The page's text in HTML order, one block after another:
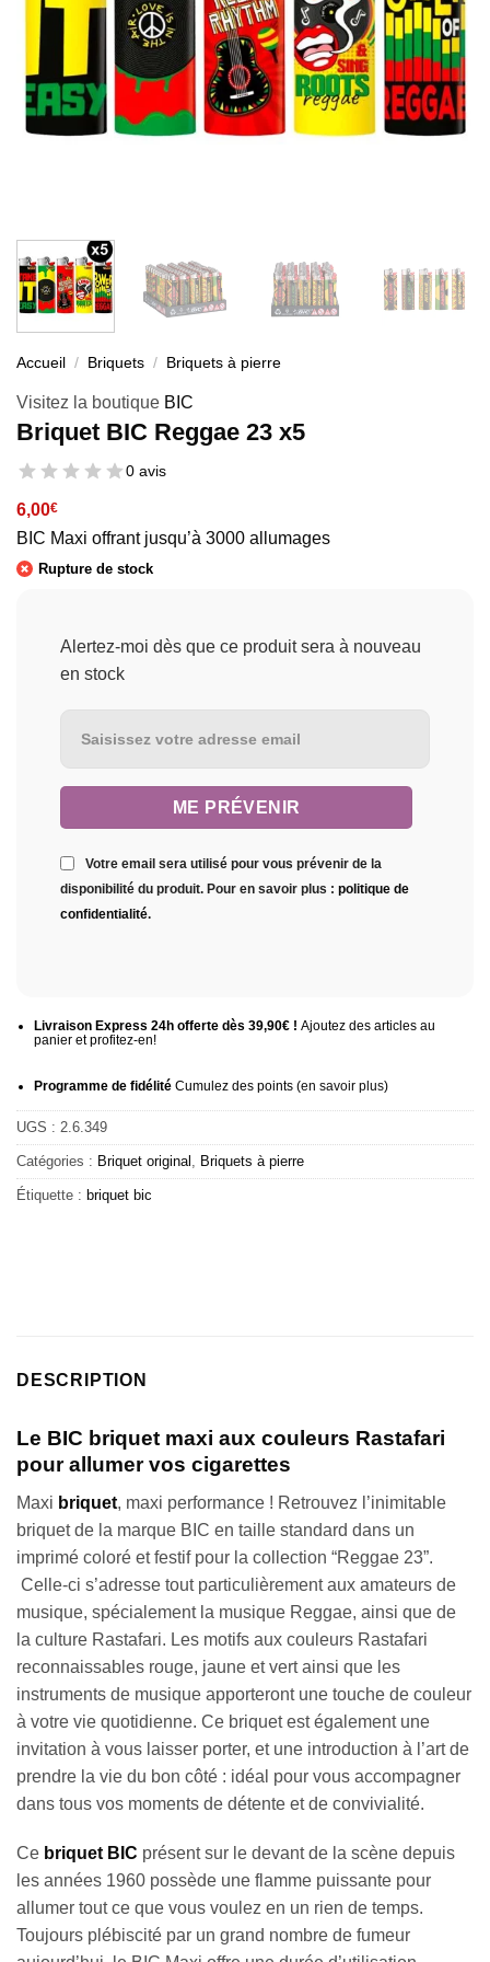
Accueil / Briquets / Briquets à pierre
Visitez la boutique BIC
Briquet BIC Reggae 23 x5
0 avis
6,00€
BIC Maxi offrant jusqu’à 3000 allumages
Rupture de stock
Alertez-moi dès que ce produit sera à nouveau
en stock
Votre email sera utilisé pour vous prévenir de la
disponibilité du produit. Pour en savoir plus : politique de
confidentialité.
Livraison Express 24h offerte dès 39,90€ ! Ajoutez des articles au
panier et profitez-en!
Programme de fidélitéCumulez des points (en savoir plus)
UGS : 2.6.349
Catégories : Briquet original , Briquets à pierre
Étiquette : briquet bic
DESCRIPTION
Le BIC briquet maxi aux couleurs Rastafari
pour allumer vos cigarettes
Maxi briquet, maxi performance ! Retrouvez l’inimitable
briquet de la marque BIC en taille standard dans un
imprimé coloré et festif pour la collection “Reggae 23”.
Celle-ci s’adresse tout particulièrement aux amateurs de
musique, spécialement la musique Reggae, ainsi que de
la culture Rastafari. Les motifs aux couleurs Rastafari
reconnaissables rouge, jaune et vert ainsi que les
instruments de musique apporteront une touche de couleur
à votre vie quotidienne. Ce briquet est également une
invitation à vous laisser porter, et une introduction à l’art de
prendre la vie du bon côté : idéal pour vous accompagner
dans tous vos moments de détente et de convivialité.
Ce briquet BIC présent sur le devant de la scène depuis
les années 1960 possède une flamme puissante pour
allumer tout ce que vous voulez en un rien de temps.
Toujours plébiscité par un grand nombre de fumeur